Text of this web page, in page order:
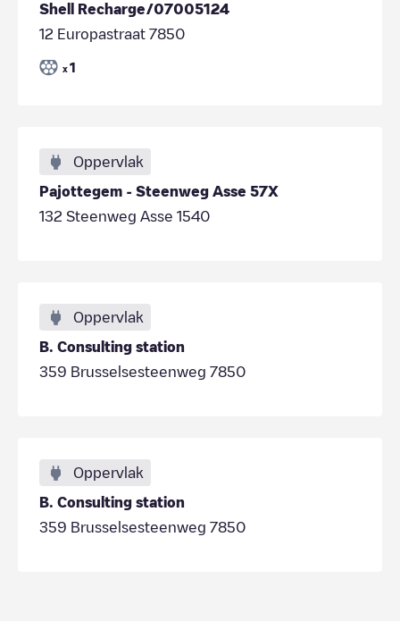
Shell Recharge/07005124
12 Europastraat 7850
x 1
Oppervlak
Pajottegem - Steenweg Asse 57X
132 Steenweg Asse 1540
Oppervlak
B. Consulting station
359 Brusselsesteenweg 7850
Oppervlak
B. Consulting station
359 Brusselsesteenweg 7850